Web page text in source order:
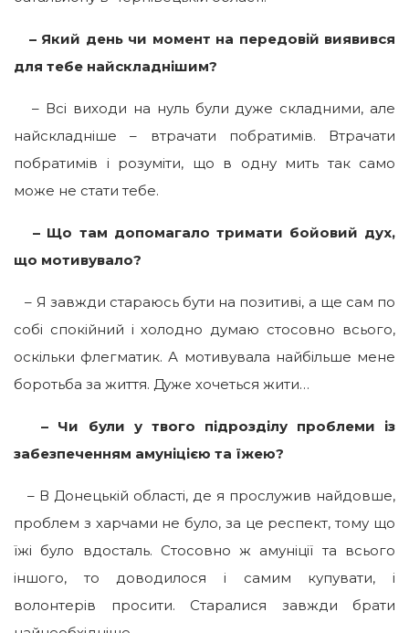
– Який день чи момент на передовій виявився
для тебе найскладнішим?
– Всі виходи на нуль були дуже складними, але
найскладніше – втрачати побратимів. Втрачати
побратимів і розуміти, що в одну мить так само
може не стати тебе.
– Що там допомагало тримати бойовий дух,
що мотивувало?
– Я завжди стараюсь бути на позитиві, а ще сам по
собі спокійний і холодно думаю стосовно всього,
оскільки флегматик. А мотивувала найбільше мене
боротьба за життя. Дуже хочеться жити…
– Чи були у твого підрозділу проблеми із
забезпеченням амуніцією та їжею?
– В Донецькій області, де я прослужив найдовше,
проблем з харчами не було, за це респект, тому що
їжі було вдосталь. Стосовно ж амуніції та всього
іншого, то доводилося і самим купувати, і
волонтерів просити. Старалися завжди брати